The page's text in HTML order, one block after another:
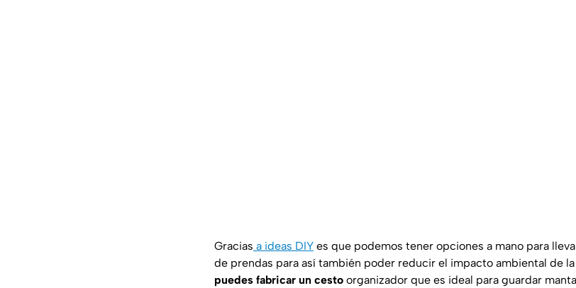
Gracias a ideas DIY es que podemos tener opciones a mano para
de prendas para así también poder reducir el impacto ambiental de
puedes fabricar un cesto organizador que es ideal para guardar